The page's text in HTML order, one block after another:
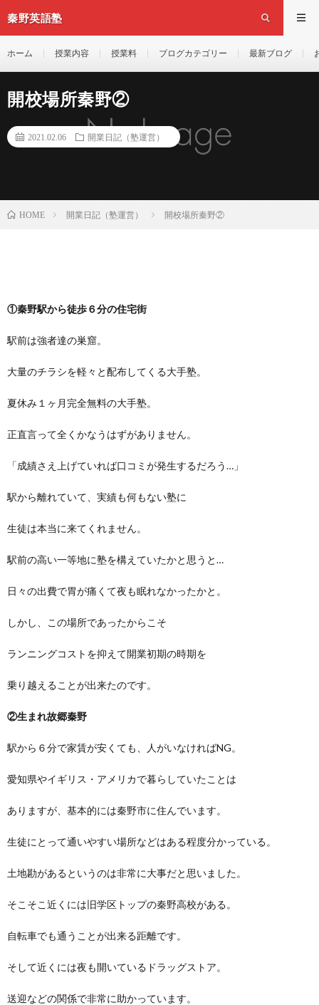
秦野英語塾
ホーム 授業内容 授業料 ブログカテゴリー 最新ブログ
開校場所秦野②
2021.02.06 開業日記（塾運営）
HOME 開業日記（塾運営） 開校場所秦野②
①秦野駅から徒歩６分の住宅街
駅前は強者達の巣窟。
大量のチラシを軽々と配布してくる大手塾。
夏休み１ヶ月完全無料の大手塾。
正直言って全くかなうはずがありません。
「成績さえ上げていれば口コミが発生するだろう…」
駅から離れていて、実績も何もない塾に
生徒は本当に来てくれません。
駅前の高い一等地に塾を構えていたかと思うと…
日々の出費で胃が痛くて夜も眠れなかったかと。
しかし、この場所であったからこそ
ランニングコストを抑えて開業初期の時期を
乗り越えることが出来たのです。
②生まれ故郷秦野
駅から６分で家賃が安くても、人がいなければNG。
愛知県やイギリス・アメリカで暮らしていたことは
ありますが、基本的には秦野市に住んでいます。
生徒にとって通いやすい場所などはある程度分かっている。
土地勘があるというのは非常に大事だと思いました。
そこそこ近くには旧学区トップの秦野高校がある。
自転車でも通うことが出来る距離です。
そして近くには夜も開いているドラッグストア。
送迎などの関係で非常に助かっています。